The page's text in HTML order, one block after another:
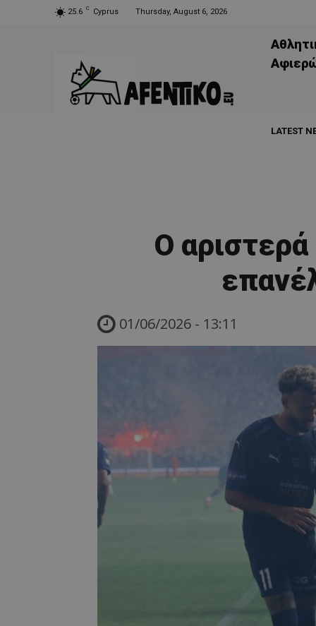
25.6 C Cyprus Thursday, August 6, 2026
LATEST
Ο
01/06/2026 - 13:11